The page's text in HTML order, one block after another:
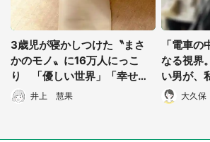
3歳児が寝かしつけた〝まさ
かのモノ〟に16万人にっこ
り 「優しい世界」「幸せそ
うに見える」
井上 慧果
「電車
なる視界
い男が、
かけて...
0代男性）
大久